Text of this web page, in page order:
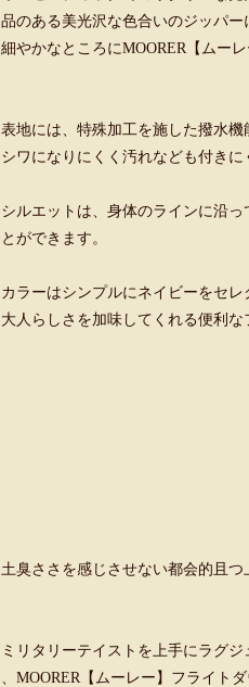
品のある美光沢な色合いのジッパー
細やかなところにMOORER【ムー
表地には、特殊加工を施した撥水機
シワになりにくく汚れなども付き
シルエットは、身体のラインに沿
とができます。
カラーはシンプルにネイビーをセレ
大人らしさを加味してくれる便利な
土臭ささを感じさせない都会的且
ミリタリーテイストを上手にラグ
、MOORER【ムーレー】フライト